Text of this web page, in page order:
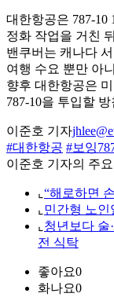
대한항공은 787-
정화 작업을 거친
밴쿠버는 캐나다
여행 수요 뿐만 아
향후 대한항공은
787-10을 투입할
이준호 기자
#대한항공 #보잉
이준호 기자의 주
⌞ “해로하면
⌞ 민간형 노인
⌞ 청년보다
전 식탁
좋아요0
화나요0